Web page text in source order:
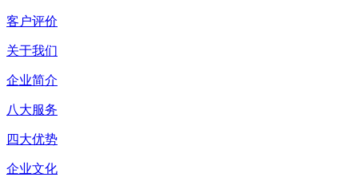
客户评价
关于我们
企业简介
八大服务
四大优势
企业文化